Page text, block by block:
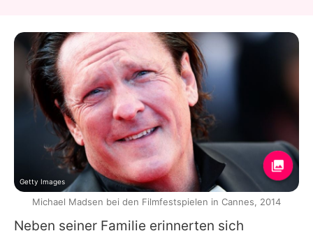
Neben seiner Familie erinnerten sich
Getty Images
Michael Madsen bei den Filmfestspielen in Cannes, 2014